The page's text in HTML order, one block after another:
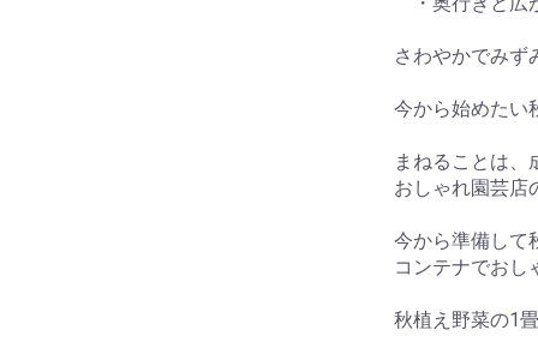
さわやかでみ
今から始めた
まねることは、
おしゃれ園芸店
今から準備して
コンテナでお
秋植え野菜の1